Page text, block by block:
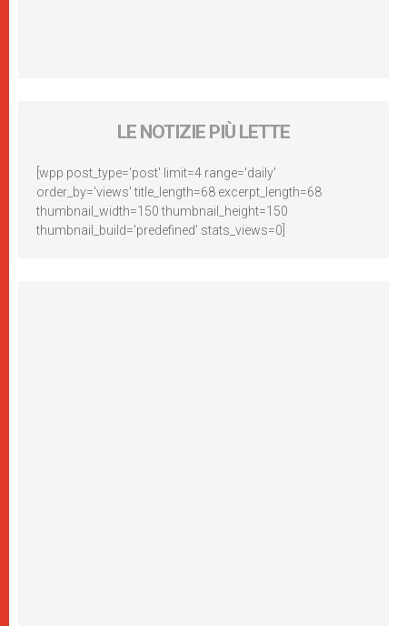
LE NOTIZIE PIÙ LETTE
[wpp post_type='post' limit=4 range='daily'
order_by='views' title_length=68 excerpt_length=68
thumbnail_width=150 thumbnail_height=150
thumbnail_build='predefined' stats_views=0]